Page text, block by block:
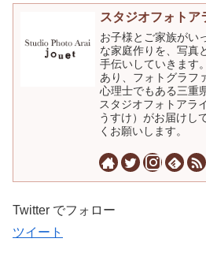
スタジオフォトア
お子様とご家族がい
な家庭作りを、写真
手伝いしていきます
あり、フォトグラフ
心理士でもある三重
スタジオフォトアラ
うすけ）がお届けし
くお願いします。
Twitter でフォロー
ツイート